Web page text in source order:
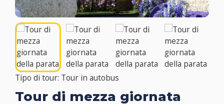
Tipo di tour: Tour in autobus
Tour di mezza giornata